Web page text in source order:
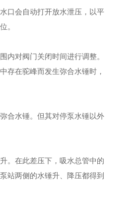
口会自动打开放水泄压，以平
。
内对阀门关闭时间进行调整。
存在驼峰而发生弥合水锤时，
合水锤。但其对停泵水锤以外
。在此差压下，吸水总管中的
站两侧的水锤升、降压都得到